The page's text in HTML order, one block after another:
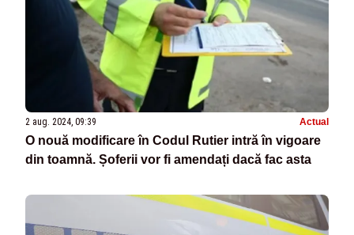
2 aug. 2024, 09:39 Actual
O nouă modificare în Codul Rutier intră în vigoare
din toamnă. Șoferii vor fi amendați dacă fac asta